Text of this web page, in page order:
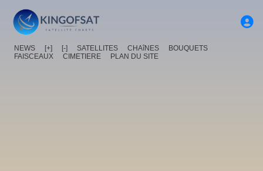
NEWS [+] [-] SATELLITES CHAîNES
BOUQUETS
FAISCEAUX
CIMETIERE PLAN DU SITE